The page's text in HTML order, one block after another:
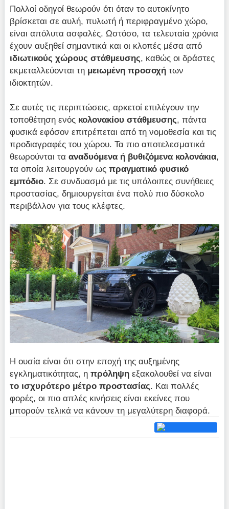
Πολλοί οδηγοί θεωρούν ότι όταν το αυτοκίνητο
βρίσκεται σε αυλή, πυλωτή ή περιφραγμένο χώρο,
είναι απόλυτα ασφαλές. Ωστόσο, τα τελευταία χρόνια
έχουν αυξηθεί σημαντικά και οι κλοπές μέσα από
ιδιωτικούς χώρους στάθμευσης, καθώς οι δράστες
εκμεταλλεύονται τη μειωμένη προσοχή των
ιδιοκτητών.
Σε αυτές τις περιπτώσεις, αρκετοί επιλέγουν την
τοποθέτηση ενός κολονακίου στάθμευσης, πάντα
φυσικά εφόσον επιτρέπεται από τη νομοθεσία και τις
προδιαγραφές του χώρου. Τα πιο αποτελεσματικά
θεωρούνται τααναδυόμενα ή βυθιζόμενα κολονάκια,
τα οποία λειτουργούν ωςπραγματικό φυσικό
εμπόδιο. Σε συνδυασμό με τις υπόλοιπες συνήθειες
προστασίας, δημιουργείται ένα πολύ πιο δύσκολο
περιβάλλον για τους κλέφτες.
Η ουσία είναι ότι στην εποχή της αυξημένης
εγκληματικότητας, ηπρόληψη εξακολουθεί να είναι
το ισχυρότερο μέτρο προστασίας . Και πολλές
φορές, οι πιο απλές κινήσεις είναι εκείνες που
μπορούν τελικά να κάνουν τη μεγαλύτερη διαφορά.